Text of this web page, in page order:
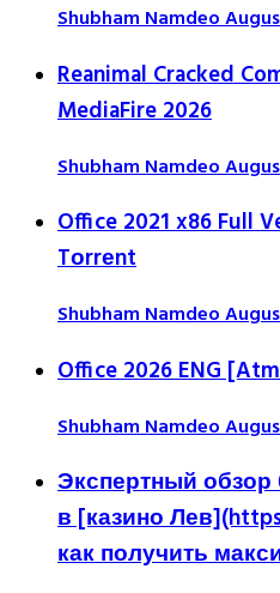
Shubham Namdeo
Reanimal Cracked
MediaFire 2026
Shubham Namdeo
Office 2021 x86 Full
Tоrrеnt
Shubham Namdeo
Office 2026 ENG
Shubham Namdeo
Экспертный
в [казино
как получить